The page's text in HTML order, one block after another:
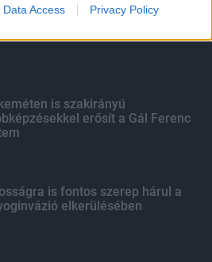
Data Access Privacy Policy
az eső a Duna
is szakirányú
erősít a Gál Ferenc
is fontos szerep hárul a
elkerülésében